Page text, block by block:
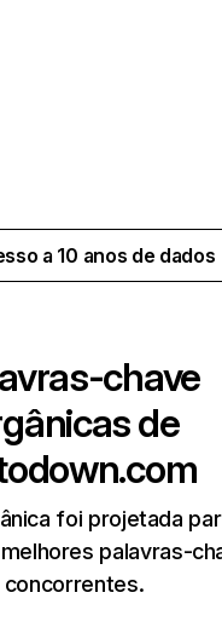
a 10 anos de
chave
de
foi projetada
palavras-
concorrentes.